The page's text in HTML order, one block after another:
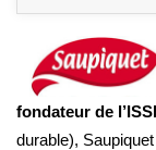
fondateur de
durable),